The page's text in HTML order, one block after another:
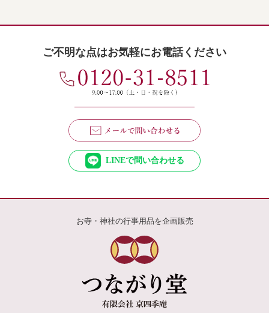
ご不明な点はお気軽にお電話ください
LINEで問い合わせる
お寺・神社の行事用品を企画販売